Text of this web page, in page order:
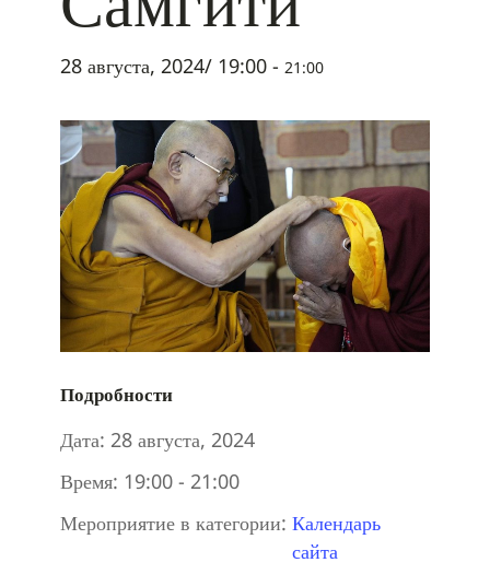
28 августа, 2024/ 19:00 - 21:00
Подробности
Дата: 28 августа, 2024
Время: 19:00 - 21:00
Мероприятие в категории: Календарь
сайта